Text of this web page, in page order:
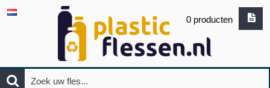
0 producten